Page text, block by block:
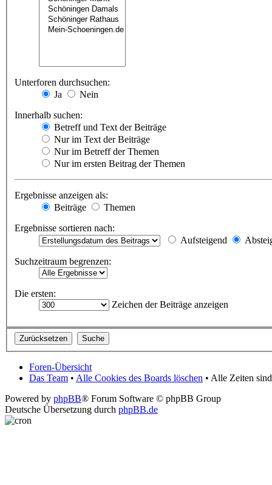
Unterforen durchsuchen:
Ja
Nein
Innerhalb suchen:
Betreff und Text der Beiträge
Nur im Text der Beiträge
Nur im Betreff der Themen
Nur im ersten Beitrag der Themen
Ergebnisse anzeigen als:
Beiträge
Themen
Ergebnisse sortieren nach:
Aufsteigend
Suchzeitraum begrenzen:
Die ersten:
Zeichen der Beiträge anzeigen
Foren-Übersicht
Das Team • Alle Cookies des Boards löschen • Alle Zeiten
Powered by phpBB® Forum Software © phpBB Group
Deutsche Übersetzung durch phpBB.de